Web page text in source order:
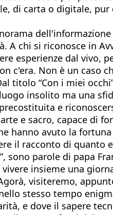
di carta o digitale,
A chi si riconosce in
esperienze dal vivo,
c'era. Non è un caso
titolo “Con i miei
insolito ma una
e
e sacro, capace di
hanno avuto la
il racconto di quanto
sono parole di papa
insieme una
visiteremo,
stesso tempo
e dove il sapere